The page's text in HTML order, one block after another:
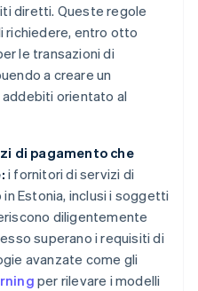
diretti. Queste regole
richiedere, entro otto
le transazioni di
a creare un
orientato al
di pagamento che
i fornitori di servizi di
Estonia, inclusi i soggetti
diligentemente
superano i requisiti di
avanzate come gli
per rilevare i modelli